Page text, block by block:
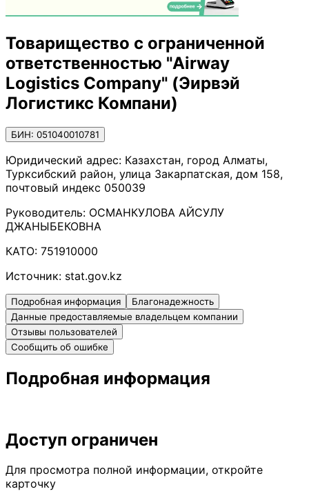
Товарищество с ограниченной
ответственностью "Airway
Logistics Company" (Эирвэй
Логистикс Компани)
БИН: 051040010781
Юридический адрес: Казахстан, город Алматы,
Турксибский район, улица Закарпатская, дом 158,
почтовый индекс 050039
Руководитель: ОСМАНКУЛОВА АЙСУЛУ
ДЖАНЫБЕКОВНА
КАТО: 751910000
Источник: stat.gov.kz
Подробная информация
Благонадежность
Данные предоставляемые владельцем компании
Отзывы пользователей
Сообщить об ошибке
Подробная информация
Доступ ограничен
Для просмотра полной информации, откройте
карточку